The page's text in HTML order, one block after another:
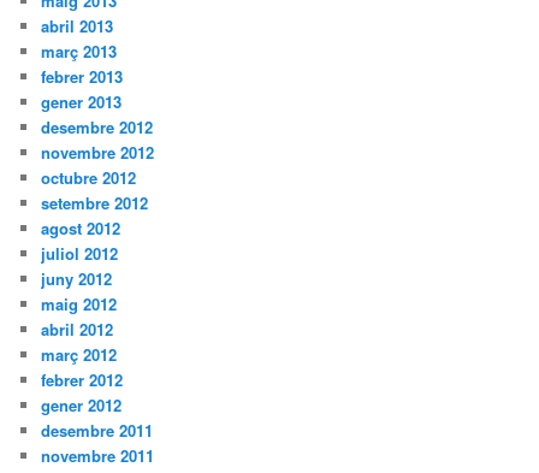
abril 2013
març 2013
febrer 2013
gener 2013
desembre 2012
novembre 2012
octubre 2012
setembre 2012
agost 2012
juliol 2012
juny 2012
maig 2012
abril 2012
març 2012
febrer 2012
gener 2012
desembre 2011
novembre 2011